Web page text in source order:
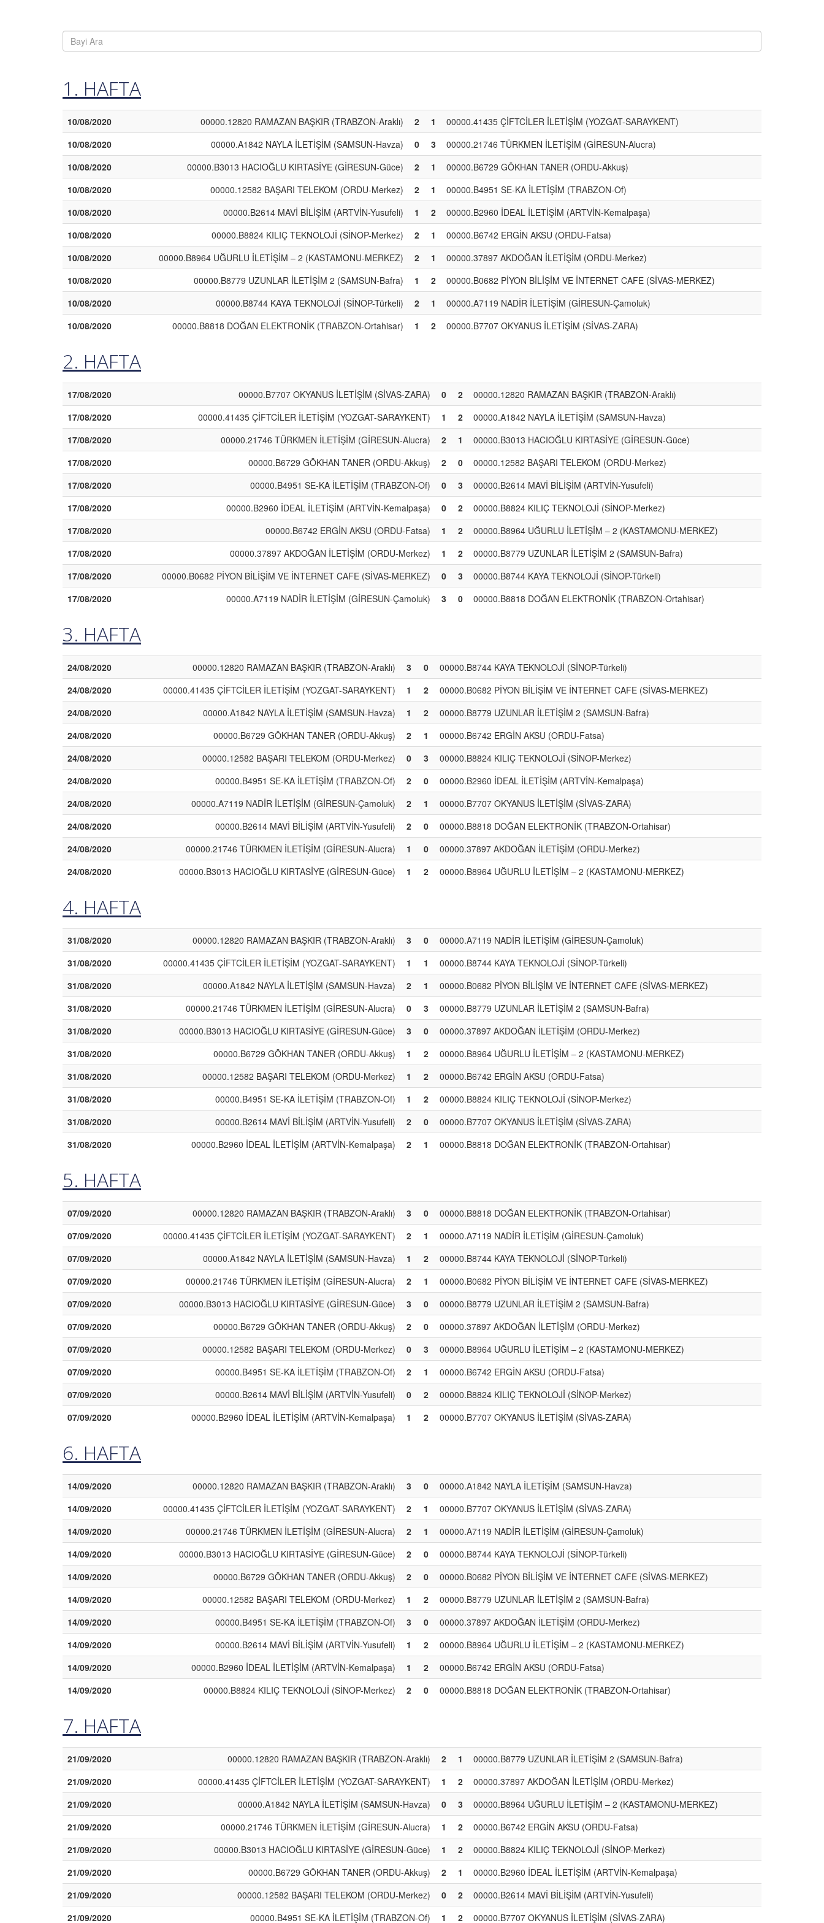
1. HAFTA
10/08/2020 00000.12820 RAMAZAN BAŞKIR (TRABZON-Araklı) 2 1
00000.41435 ÇİFTCİLER İLETİŞİM (YOZGAT-SARAYKENT)
10/08/2020
00000.A1842 NAYLA İLETİŞİM (SAMSUN-Havza) 0 3
00000.21746 TÜRKMEN İLETİŞİM (GİRESUN-Alucra)
10/08/2020
00000.B3013 HACIOĞLU KIRTASİYE (GİRESUN-Güce) 2 1
00000.B6729 GÖKHAN TANER (ORDU-Akkuş)
10/08/2020
00000.12582 BAŞARI TELEKOM (ORDU-Merkez) 2 1
00000.B4951 SE-KA İLETİŞİM (TRABZON-Of)
10/08/2020
00000.B2614 MAVİ BİLİŞİM (ARTVİN-Yusufeli) 1 2
00000.B2960 İDEAL İLETİŞİM (ARTVİN-Kemalpaşa)
10/08/2020
00000.B8824 KILIÇ TEKNOLOJİ (SİNOP-Merkez) 2 1
00000.B6742 ERGİN AKSU (ORDU-Fatsa)
10/08/2020
00000.B8964 UĞURLU İLETİŞİM – 2 (KASTAMONU-MERKEZ) 2 1
00000.37897 AKDOĞAN İLETİŞİM (ORDU-Merkez)
10/08/2020
00000.B8779 UZUNLAR İLETİŞİM 2 (SAMSUN-Bafra) 1 2
00000.B0682 PİYON BİLİŞİM VE İNTERNET CAFE (SİVAS-MERKEZ)
10/08/2020
00000.B8744 KAYA TEKNOLOJİ (SİNOP-Türkeli) 2 1
00000.A7119 NADİR İLETİŞİM (GİRESUN-Çamoluk)
10/08/2020
00000.B8818 DOĞAN ELEKTRONİK (TRABZON-Ortahisar) 1 2 00000.B7707 OKYANUS İLETİŞİM (SİVAS-ZARA)
2. HAFTA
17/08/2020 00000.B7707 OKYANUS İLETİŞİM (SİVAS-ZARA) 0 2
00000.12820 RAMAZAN BAŞKIR (TRABZON-Araklı)
17/08/2020
00000.41435 ÇİFTCİLER İLETİŞİM (YOZGAT-SARAYKENT) 1 2
00000.A1842 NAYLA İLETİŞİM (SAMSUN-Havza)
17/08/2020
00000.21746 TÜRKMEN İLETİŞİM (GİRESUN-Alucra) 2 1
00000.B3013 HACIOĞLU KIRTASİYE (GİRESUN-Güce)
17/08/2020
00000.B6729 GÖKHAN TANER (ORDU-Akkuş) 2 0
00000.12582 BAŞARI TELEKOM (ORDU-Merkez)
17/08/2020
00000.B4951 SE-KA İLETİŞİM (TRABZON-Of) 0 3
00000.B2614 MAVİ BİLİŞİM (ARTVİN-Yusufeli)
17/08/2020
00000.B2960 İDEAL İLETİŞİM (ARTVİN-Kemalpaşa) 0 2
00000.B8824 KILIÇ TEKNOLOJİ (SİNOP-Merkez)
17/08/2020
00000.B6742 ERGİN AKSU (ORDU-Fatsa) 1 2
00000.B8964 UĞURLU İLETİŞİM – 2 (KASTAMONU-MERKEZ)
17/08/2020
00000.37897 AKDOĞAN İLETİŞİM (ORDU-Merkez) 1 2
00000.B8779 UZUNLAR İLETİŞİM 2 (SAMSUN-Bafra)
17/08/2020
00000.B0682 PİYON BİLİŞİM VE İNTERNET CAFE (SİVAS-MERKEZ) 0 3
00000.B8744 KAYA TEKNOLOJİ (SİNOP-Türkeli)
17/08/2020
00000.A7119 NADİR İLETİŞİM (GİRESUN-Çamoluk) 3 0 00000.B8818 DOĞAN ELEKTRONİK (TRABZON-Ortahisar)
3. HAFTA
24/08/2020 00000.12820 RAMAZAN BAŞKIR (TRABZON-Araklı) 3 0
00000.B8744 KAYA TEKNOLOJİ (SİNOP-Türkeli)
24/08/2020
00000.41435 ÇİFTCİLER İLETİŞİM (YOZGAT-SARAYKENT) 1 2
00000.B0682 PİYON BİLİŞİM VE İNTERNET CAFE (SİVAS-MERKEZ)
24/08/2020
00000.A1842 NAYLA İLETİŞİM (SAMSUN-Havza) 1 2
00000.B8779 UZUNLAR İLETİŞİM 2 (SAMSUN-Bafra)
24/08/2020
00000.B6729 GÖKHAN TANER (ORDU-Akkuş) 2 1
00000.B6742 ERGİN AKSU (ORDU-Fatsa)
24/08/2020
00000.12582 BAŞARI TELEKOM (ORDU-Merkez) 0 3
00000.B8824 KILIÇ TEKNOLOJİ (SİNOP-Merkez)
24/08/2020
00000.B4951 SE-KA İLETİŞİM (TRABZON-Of) 2 0
00000.B2960 İDEAL İLETİŞİM (ARTVİN-Kemalpaşa)
24/08/2020
00000.A7119 NADİR İLETİŞİM (GİRESUN-Çamoluk) 2 1
00000.B7707 OKYANUS İLETİŞİM (SİVAS-ZARA)
24/08/2020
00000.B2614 MAVİ BİLİŞİM (ARTVİN-Yusufeli) 2 0
00000.B8818 DOĞAN ELEKTRONİK (TRABZON-Ortahisar)
24/08/2020
00000.21746 TÜRKMEN İLETİŞİM (GİRESUN-Alucra) 1 0
00000.37897 AKDOĞAN İLETİŞİM (ORDU-Merkez)
24/08/2020
00000.B3013 HACIOĞLU KIRTASİYE (GİRESUN-Güce) 1 2 00000.B8964 UĞURLU İLETİŞİM – 2 (KASTAMONU-MERKEZ)
4. HAFTA
31/08/2020 00000.12820 RAMAZAN BAŞKIR (TRABZON-Araklı) 3 0
00000.A7119 NADİR İLETİŞİM (GİRESUN-Çamoluk)
31/08/2020
00000.41435 ÇİFTCİLER İLETİŞİM (YOZGAT-SARAYKENT) 1 1
00000.B8744 KAYA TEKNOLOJİ (SİNOP-Türkeli)
31/08/2020
00000.A1842 NAYLA İLETİŞİM (SAMSUN-Havza) 2 1
00000.B0682 PİYON BİLİŞİM VE İNTERNET CAFE (SİVAS-MERKEZ)
31/08/2020
00000.21746 TÜRKMEN İLETİŞİM (GİRESUN-Alucra) 0 3
00000.B8779 UZUNLAR İLETİŞİM 2 (SAMSUN-Bafra)
31/08/2020
00000.B3013 HACIOĞLU KIRTASİYE (GİRESUN-Güce) 3 0
00000.37897 AKDOĞAN İLETİŞİM (ORDU-Merkez)
31/08/2020
00000.B6729 GÖKHAN TANER (ORDU-Akkuş) 1 2
00000.B8964 UĞURLU İLETİŞİM – 2 (KASTAMONU-MERKEZ)
31/08/2020
00000.12582 BAŞARI TELEKOM (ORDU-Merkez) 1 2
00000.B6742 ERGİN AKSU (ORDU-Fatsa)
31/08/2020
00000.B4951 SE-KA İLETİŞİM (TRABZON-Of) 1 2
00000.B8824 KILIÇ TEKNOLOJİ (SİNOP-Merkez)
31/08/2020
00000.B2614 MAVİ BİLİŞİM (ARTVİN-Yusufeli) 2 0
00000.B7707 OKYANUS İLETİŞİM (SİVAS-ZARA)
31/08/2020
00000.B2960 İDEAL İLETİŞİM (ARTVİN-Kemalpaşa) 2 1 00000.B8818 DOĞAN ELEKTRONİK (TRABZON-Ortahisar)
5. HAFTA
07/09/2020 00000.12820 RAMAZAN BAŞKIR (TRABZON-Araklı) 3 0
00000.B8818 DOĞAN ELEKTRONİK (TRABZON-Ortahisar)
07/09/2020
00000.41435 ÇİFTCİLER İLETİŞİM (YOZGAT-SARAYKENT) 2 1
00000.A7119 NADİR İLETİŞİM (GİRESUN-Çamoluk)
07/09/2020
00000.A1842 NAYLA İLETİŞİM (SAMSUN-Havza) 1 2
00000.B8744 KAYA TEKNOLOJİ (SİNOP-Türkeli)
07/09/2020
00000.21746 TÜRKMEN İLETİŞİM (GİRESUN-Alucra) 2 1
00000.B0682 PİYON BİLİŞİM VE İNTERNET CAFE (SİVAS-MERKEZ)
07/09/2020
00000.B3013 HACIOĞLU KIRTASİYE (GİRESUN-Güce) 3 0
00000.B8779 UZUNLAR İLETİŞİM 2 (SAMSUN-Bafra)
07/09/2020
00000.B6729 GÖKHAN TANER (ORDU-Akkuş) 2 0
00000.37897 AKDOĞAN İLETİŞİM (ORDU-Merkez)
07/09/2020
00000.12582 BAŞARI TELEKOM (ORDU-Merkez) 0 3
00000.B8964 UĞURLU İLETİŞİM – 2 (KASTAMONU-MERKEZ)
07/09/2020
00000.B4951 SE-KA İLETİŞİM (TRABZON-Of) 2 1
00000.B6742 ERGİN AKSU (ORDU-Fatsa)
07/09/2020
00000.B2614 MAVİ BİLİŞİM (ARTVİN-Yusufeli) 0 2
00000.B8824 KILIÇ TEKNOLOJİ (SİNOP-Merkez)
07/09/2020
00000.B2960 İDEAL İLETİŞİM (ARTVİN-Kemalpaşa) 1 2 00000.B7707 OKYANUS İLETİŞİM (SİVAS-ZARA)
6. HAFTA
14/09/2020 00000.12820 RAMAZAN BAŞKIR (TRABZON-Araklı) 3 0
00000.A1842 NAYLA İLETİŞİM (SAMSUN-Havza)
14/09/2020
00000.41435 ÇİFTCİLER İLETİŞİM (YOZGAT-SARAYKENT) 2 1
00000.B7707 OKYANUS İLETİŞİM (SİVAS-ZARA)
14/09/2020
00000.21746 TÜRKMEN İLETİŞİM (GİRESUN-Alucra) 2 1
00000.A7119 NADİR İLETİŞİM (GİRESUN-Çamoluk)
14/09/2020
00000.B3013 HACIOĞLU KIRTASİYE (GİRESUN-Güce) 2 0
00000.B8744 KAYA TEKNOLOJİ (SİNOP-Türkeli)
14/09/2020
00000.B6729 GÖKHAN TANER (ORDU-Akkuş) 2 0
00000.B0682 PİYON BİLİŞİM VE İNTERNET CAFE (SİVAS-MERKEZ)
14/09/2020
00000.12582 BAŞARI TELEKOM (ORDU-Merkez) 1 2
00000.B8779 UZUNLAR İLETİŞİM 2 (SAMSUN-Bafra)
14/09/2020
00000.B4951 SE-KA İLETİŞİM (TRABZON-Of) 3 0
00000.37897 AKDOĞAN İLETİŞİM (ORDU-Merkez)
14/09/2020
00000.B2614 MAVİ BİLİŞİM (ARTVİN-Yusufeli) 1 2
00000.B8964 UĞURLU İLETİŞİM – 2 (KASTAMONU-MERKEZ)
14/09/2020
00000.B2960 İDEAL İLETİŞİM (ARTVİN-Kemalpaşa) 1 2
00000.B6742 ERGİN AKSU (ORDU-Fatsa)
14/09/2020
00000.B8824 KILIÇ TEKNOLOJİ (SİNOP-Merkez) 2 0 00000.B8818 DOĞAN ELEKTRONİK (TRABZON-Ortahisar)
7. HAFTA
21/09/2020 00000.12820 RAMAZAN BAŞKIR (TRABZON-Araklı) 2 1
00000.B8779 UZUNLAR İLETİŞİM 2 (SAMSUN-Bafra)
21/09/2020
00000.41435 ÇİFTCİLER İLETİŞİM (YOZGAT-SARAYKENT) 1 2
00000.37897 AKDOĞAN İLETİŞİM (ORDU-Merkez)
21/09/2020
00000.A1842 NAYLA İLETİŞİM (SAMSUN-Havza) 0 3
00000.B8964 UĞURLU İLETİŞİM – 2 (KASTAMONU-MERKEZ)
21/09/2020
00000.21746 TÜRKMEN İLETİŞİM (GİRESUN-Alucra) 1 2
00000.B6742 ERGİN AKSU (ORDU-Fatsa)
21/09/2020
00000.B3013 HACIOĞLU KIRTASİYE (GİRESUN-Güce) 1 2
00000.B8824 KILIÇ TEKNOLOJİ (SİNOP-Merkez)
21/09/2020
00000.B6729 GÖKHAN TANER (ORDU-Akkuş) 2 1
00000.B2960 İDEAL İLETİŞİM (ARTVİN-Kemalpaşa)
21/09/2020
00000.12582 BAŞARI TELEKOM (ORDU-Merkez) 0 2
00000.B2614 MAVİ BİLİŞİM (ARTVİN-Yusufeli)
21/09/2020
00000.B4951 SE-KA İLETİŞİM (TRABZON-Of) 1 2 00000.B7707 OKYANUS İLETİŞİM (SİVAS-ZARA)